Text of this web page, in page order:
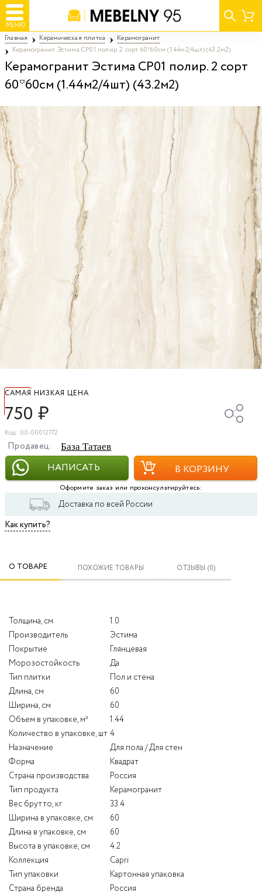
МЕНЮ
Главная Керамическая плитка
Керамогранит
Керамогранит Эстима CP01 полир. 2 сорт 60*60см (1.44м2/4шт) (43.2м2)
Керамогранит Эстима CP01 полир. 2 сорт
60*60см (1.44м2/4шт) (43.2м2)
САМАЯ НИЗКАЯ ЦЕНА
750 ₽
Код: 00-00012772
Продавец: База Татаев
НАПИСАТЬ В КОРЗИНУ
Оформите заказ или проконсультируйтесь:
Доставка по всей России
Как купить?
О ТОВАРЕ ПОХОЖИЕ ТОВАРЫ ОТЗЫВЫ (0)
Толщина, см
1.0
Производитель
Эстима
Покрытие
Глянцевая
Морозостойкость
Да
Тип плитки
Пол и стена
Длина, см
60
Ширина, см
60
Объем в упаковке, м²
1.44
Количество в упаковке, шт 4
Назначение
Для пола / Для стен
Форма
Квадрат
Страна производства
Россия
Тип продукта
Керамогранит
Вес брутто, кг
33.4
Ширина в упаковке, см
60
Длина в упаковке, см
60
Высота в упаковке, см
4.2
Коллекция
Capri
Тип упаковки
Картонная упаковка
Страна бренда
Россия